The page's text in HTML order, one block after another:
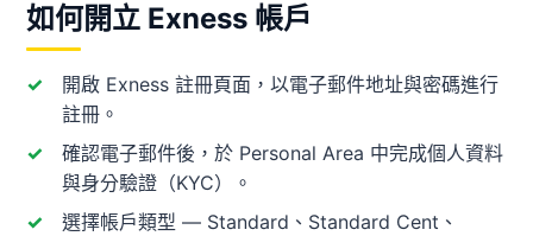
如何開立 Exness 帳戶
開啟 Exness 註冊頁面，以電子郵件地址與密碼進行
註冊。
確認電子郵件後，於 Personal Area 中完成個人資料
與身分驗證（KYC）。
選擇帳戶類型 — Standard、Standard Cent、